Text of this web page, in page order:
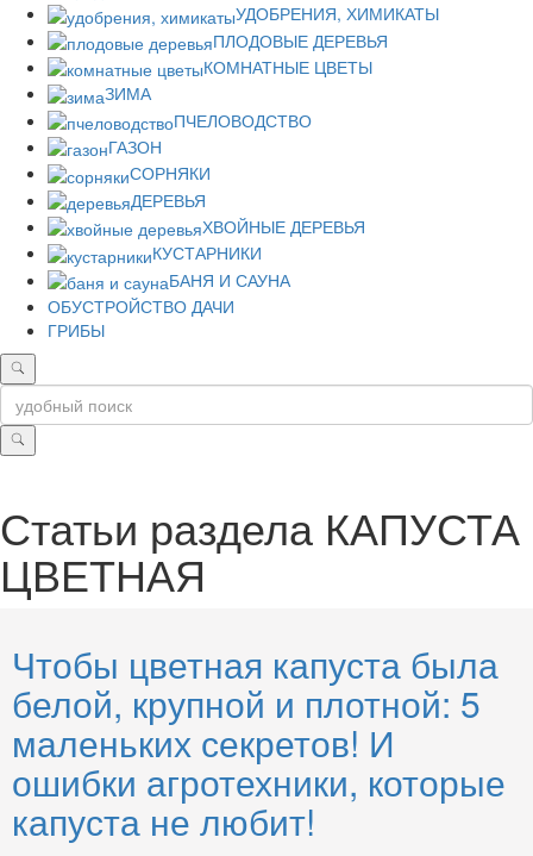
УДОБРЕНИЯ, ХИМИКАТЫ
ПЛОДОВЫЕ ДЕРЕВЬЯ
КОМНАТНЫЕ ЦВЕТЫ
ЗИМА
ПЧЕЛОВОДСТВО
ГАЗОН
СОРНЯКИ
ДЕРЕВЬЯ
ХВОЙНЫЕ ДЕРЕВЬЯ
КУСТАРНИКИ
БАНЯ И САУНА
ОБУСТРОЙСТВО ДАЧИ
ГРИБЫ
Статьи раздела КАПУСТА
ЦВЕТНАЯ
Чтобы цветная капуста была
белой, крупной и плотной: 5
маленьких секретов! И
ошибки агротехники, которые
капуста не любит!